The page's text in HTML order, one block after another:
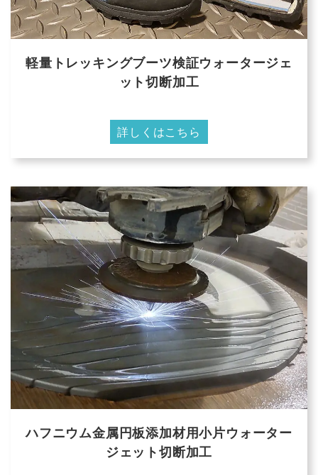
軽量トレッキングブーツ検証ウォータージェ
ット切断加工
詳しくはこちら
ハフニウム金属円板添加材用小片ウォーター
ジェット切断加工